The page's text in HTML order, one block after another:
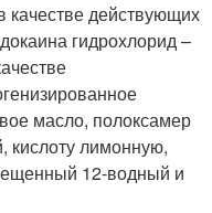
качестве действующих
гидрохлорид –
масло, полоксамер
кислоту лимонную,
12-водный и